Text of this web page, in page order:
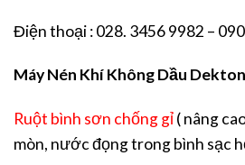
Điện thoại : 028. 3456 9982 –
Máy Nén Khí Không Dầu
Ruột bình sơn chống gỉ( nâng
mòn, nước đọng trong bình sạc